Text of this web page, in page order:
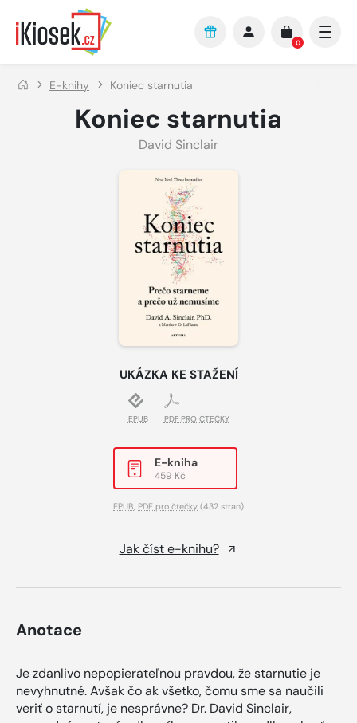
Přejít na hlavní obsah
0
E-knihy Koniec starnutia
Koniec starnutia
David Sinclair
UKÁZKA KE STAŽENÍ
EPUB PDF PRO ČTEČKY
E-kniha
459 Kč
EPUB, PDF pro čtečky (432 stran)
Jak číst e-knihu?
Anotace
Je zdanlivo nepopierateľnou pravdou, že starnutie je
nevyhnutné. Avšak čo ak všetko, čomu sme sa naučili
veriť o starnutí, je nesprávne? Dr. David Sinclair,